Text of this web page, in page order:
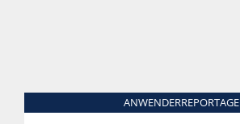
ANWENDERREPORTAGE